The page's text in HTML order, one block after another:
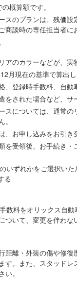
概算額です。
スのプランは、残価
談時の専任担当者に
のカラーなどが、実
月現在の基準で算出
、登録時手数料、自
された場合など、サ
スについては、通常
、お申し込みをお引き
を受領後、お手続き
いずれかをご選択いた
る
数料をオリックス自
ついて、変更を伴わ
距離・外装の傷や修
す。また、スタッド
。